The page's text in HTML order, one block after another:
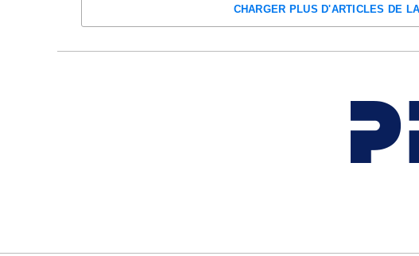
CHARGER PLUS D'ARTICLES DE